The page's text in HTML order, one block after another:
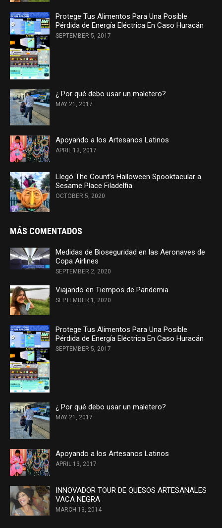
Protege Tus Alimentos Para Una Posible
Pérdida de Energía Eléctrica En Caso Huracán
SEPTEMBER 5, 2017
¿ Por qué debo usar un maletero?
MAY 21, 2017
Apoyando a los Artesanos Latinos
APRIL 13, 2017
Llegó The Count’s Halloween Spooktacular a
Sesame Place Filadelfia
OCTOBER 5, 2020
MÁS COMENTADOS
Medidas de Bioseguridad en las Aeronaves de
Copa Airlines
SEPTEMBER 2, 2020
Viajando en Tiempos de Pandemia
SEPTEMBER 1, 2020
Protege Tus Alimentos Para Una Posible
Pérdida de Energía Eléctrica En Caso Huracán
SEPTEMBER 5, 2017
¿ Por qué debo usar un maletero?
MAY 21, 2017
Apoyando a los Artesanos Latinos
APRIL 13, 2017
INNOVADOR TOUR DE QUESOS ARTESANALES
VACA NEGRA
MARCH 13, 2014